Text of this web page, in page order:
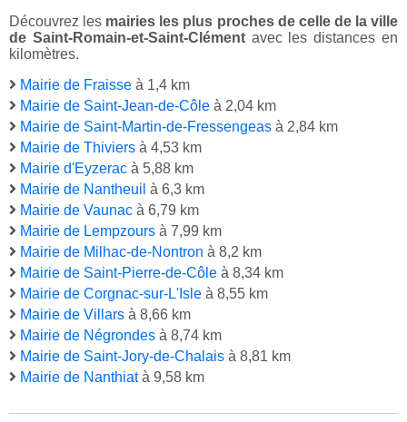
Découvrez les mairies les plus proches de celle de la ville
de Saint-Romain-et-Saint-Clémentavec les distances en
kilomètres.
Mairie de Fraisse à 1,4 km
Mairie de Saint-Jean-de-Côle à 2,04 km
Mairie de Saint-Martin-de-Fressengeas à 2,84 km
Mairie de Thiviers à 4,53 km
Mairie d'Eyzerac à 5,88 km
Mairie de Nantheuil à 6,3 km
Mairie de Vaunac à 6,79 km
Mairie de Lempzours à 7,99 km
Mairie de Milhac-de-Nontron à 8,2 km
Mairie de Saint-Pierre-de-Côle à 8,34 km
Mairie de Corgnac-sur-L'Isle à 8,55 km
Mairie de Villars à 8,66 km
Mairie de Négrondes à 8,74 km
Mairie de Saint-Jory-de-Chalais à 8,81 km
Mairie de Nanthiatà 9,58 km